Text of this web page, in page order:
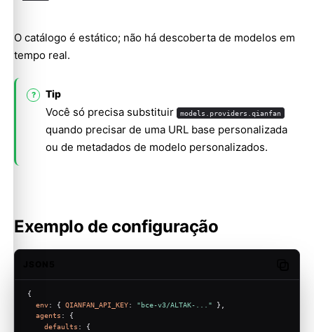
O catálogo é estático; não há descoberta de modelos em
tempo real.
Tip
Você só precisa substituir models.providers.qianfan
quando precisar de uma URL base personalizada
ou de metadados de modelo personalizados.
Exemplo de configuração
{
env: { QIANFAN_API_KEY: "bce-v3/ALTAK-..." },
agents : {
defaults : {